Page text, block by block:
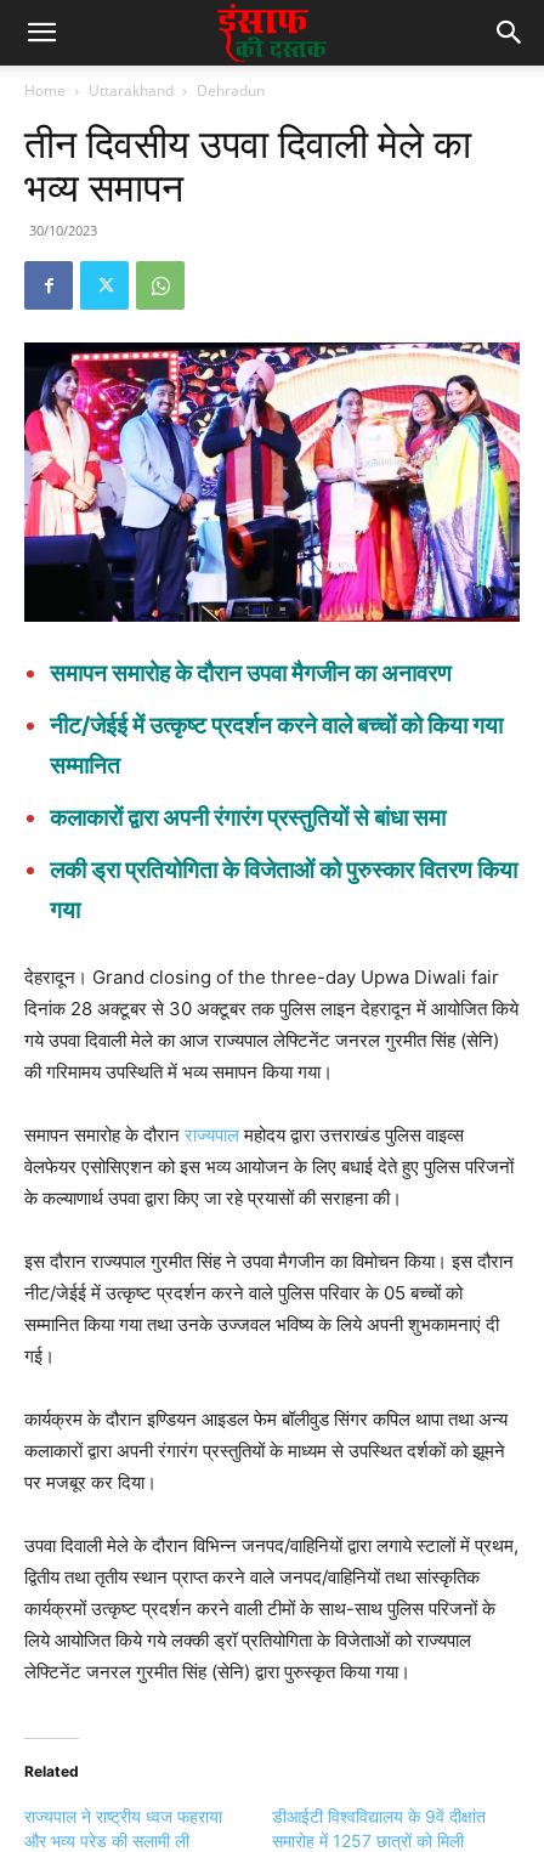
Home Uttarakhand Dehradun
तीन दिवसीय उपवा दिवाली मेले का
भव्य समापन
30/10/2023
समापन समारोह के दौरान उपवा मैगजीन का अनावरण
नीट/जेईई में उत्कृष्ट प्रदर्शन करने वाले बच्चों को किया गया
सम्मानित
कलाकारों द्वारा अपनी रंगारंग प्रस्तुतियों से बांधा समा
लकी ड्रा प्रतियोगिता के विजेताओं को पुरुस्कार वितरण किया
गया
देहरादून। Grand closing of the three-day Upwa Diwali fair
दिनांक 28 अक्टूबर से 30 अक्टूबर तक पुलिस लाइन देहरादून में आयोजित किये
गये उपवा दिवाली मेले का आज राज्यपाल लेफ्टिनेंट जनरल गुरमीत सिंह (सेनि)
की गरिमामय उपस्थिति में भव्य समापन किया गया।
समापन समारोह के दौरानराज्यपालमहोदय द्वारा उत्तराखंड पुलिस वाइव्स
वेलफेयर एसोसिएशन को इस भव्य आयोजन के लिए बधाई देते हुए पुलिस परिजनों
के कल्याणार्थ उपवा द्वारा किए जा रहे प्रयासों की सराहना की।
इस दौरान राज्यपाल गुरमीत सिंह ने उपवा मैगजीन का विमोचन किया। इस दौरान
नीट/जेईई में उत्कृष्ट प्रदर्शन करने वाले पुलिस परिवार के 05 बच्चों को
सम्मानित किया गया तथा उनके उज्जवल भविष्य के लिये अपनी शुभकामनाएं दी
गई।
कार्यक्रम के दौरान इण्डियन आइडल फेम बॉलीवुड सिंगर कपिल थापा तथा अन्य
कलाकारों द्वारा अपनी रंगारंग प्रस्तुतियों के माध्यम से उपस्थित दर्शकों को झूमने
पर मजबूर कर दिया।
उपवा दिवाली मेले के दौरान विभिन्न जनपद/वाहिनियों द्वारा लगाये स्टालों में प्रथम,
द्वितीय तथा तृतीय स्थान प्राप्त करने वाले जनपद/वाहिनियों तथा सांस्कृतिक
कार्यक्रमों उत्कृष्ट प्रदर्शन करने वाली टीमों के साथ-साथ पुलिस परिजनों के
लिये आयोजित किये गये लक्की ड्रॉ प्रतियोगिता के विजेताओं को राज्यपाल
लेफ्टिनेंट जनरल गुरमीत सिंह (सेनि) द्वारा पुरुस्कृत किया गया।
Related
राज्यपाल ने राष्ट्रीय ध्वज फहराया
और भव्य परेड की सलामी ली
डीआईटी विश्वविद्यालय के 9वें दीक्षांत
समारोह में 1257 छात्रों को मिली